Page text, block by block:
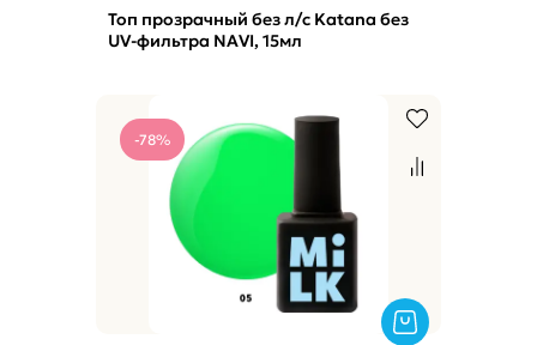
Топ прозрачный без л/с Katana без
UV-фильтра NAVI, 15мл
-78%